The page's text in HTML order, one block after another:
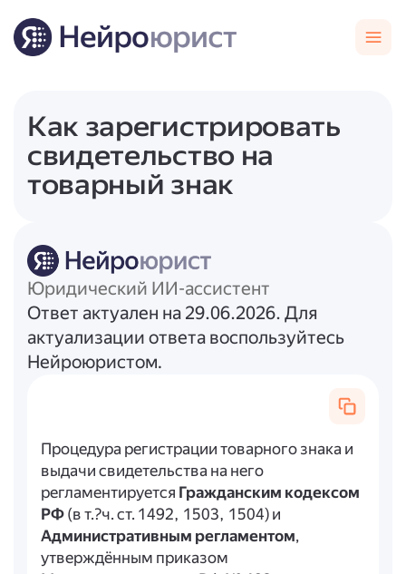
Как зарегистрировать
свидетельство на
товарный знак
Юридический ИИ-ассистент
Ответ актуален на 29.06.2026. Для
актуализации ответа воспользуйтесь
Нейроюристом.
Процедура регистрации товарного знака и
выдачи свидетельства на него
регламентируется Гражданским кодексом
РФ(в т.?ч. ст. 1492, 1503, 1504) и
Административным регламентом,
утверждённым приказом